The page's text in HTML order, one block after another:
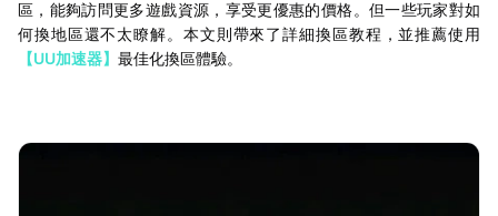
區，能夠訪問更多遊戲資源，享受更優惠的價格。但一些玩家對如
何換地區還不太瞭解。本文則帶來了詳細換區教程，並推薦使用
【UU加速器】 最佳化換區體驗。